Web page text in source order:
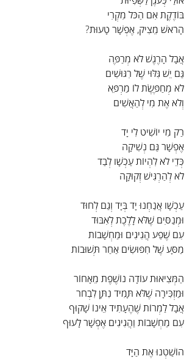
בּוֹדֶקֶת אִם הַכֹּל מִקְרִי
הָרֹאשׁ מֵצִיק, אֶפְשָׁר טָעוּת?
אֲבָל הָרֶגֶשׁ לֹא מְרַפֶּה
גַּם יֵשׁ גִּלּוּי שֶׁל רִגּוּשִׁים
לֹא מְחַפֶּשֶׂת לוֹ מַרְפֵּא
וְלֹא אֶת מִי לְהַאֲשִׁים
רַק מִי יוֹשִׁיט לִי יָד
אֶפְשָׁר גַּם נְשִׁיקָה
כְּדֵי לֹא לִהְיוֹת עַכְשָׁו לְבַד
לֹא לְהַרְגִּישׁ זְקוּקָה
עַכְשָׁו אֲנַחְנוּ יָד בְּיָד וְגַם לְחוּד
וּמְנַסִּים שֶׁלֹּא לָלֶכֶת לְאִבּוּד
עִם שֶׁפַע הֲגִיגִים וּמַחְשָׁבוֹת
מַסָּע שֶׁל חִפּוּשִׂים אַחַר תְּשׁוּבוֹת
הַמְּצִיאוּת עוֹדָה נוֹשֶׁפֶת מֵאָחוֹר
וּמַזְכִּירָה שֶׁלֹּא תָּמִיד נִתָּן לִבְחֹר
אֲבָל לַמְרוֹת שֶׁהֶעָתִיד אֵינוֹ שָׁקוּף
עִם מַחְשָׁבוֹת וַהֲגִיגִים אֶפְשָׁר לָעוּף
הוֹשַׁטְנוּ אֶת הַיָּד